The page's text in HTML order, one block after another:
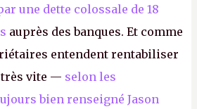
une dette colossale de 18
auprès des banques. Et comme
entendent rentabiliser
très vite — selon les
bien renseigné Jason